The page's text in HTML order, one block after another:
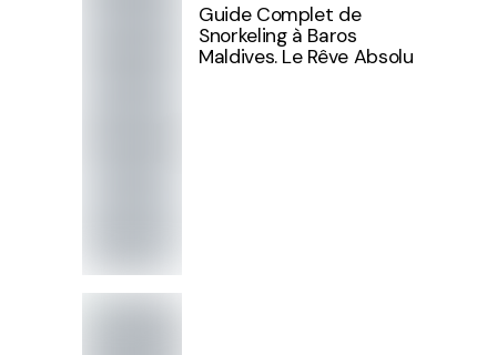
Guide Complet de
Snorkeling à Baros
Maldives. Le Rêve Absolu